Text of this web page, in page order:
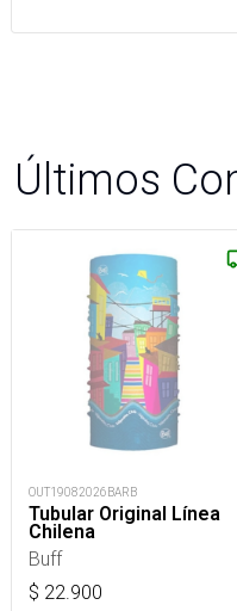
Últimos
OUT19082026BARB
Tubular Original Línea
Chilena
Buff
$ 22.900